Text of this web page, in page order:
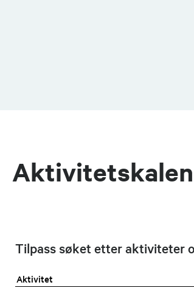
Tilpass søket etter aktiviteter
Aktivitet